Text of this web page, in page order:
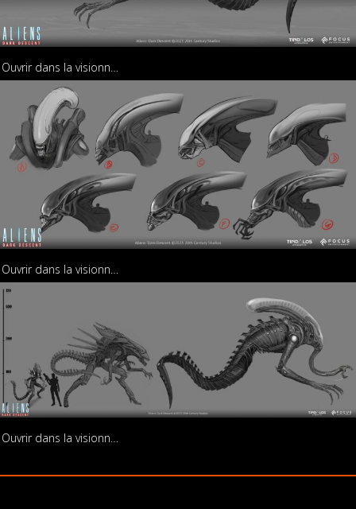
Ouvrir dans la visionneuse
Ouvrir dans la visionneuse